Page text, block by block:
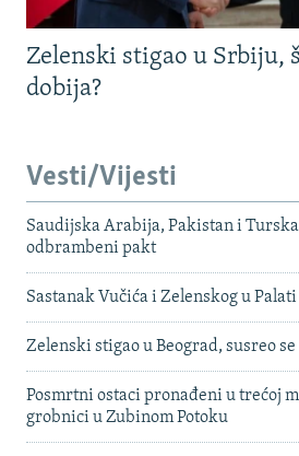
Zelenski stigao u Srbiju,
dobija?
Vesti/Vijesti
Saudijska Arabija, Pakistan i
odbrambeni pakt
Sastanak Vučića i Zelenskog u
Zelenski stigao u Beograd, susreo se
Posmrtni ostaci pronađeni u trećoj
grobnici u Zubinom Potoku